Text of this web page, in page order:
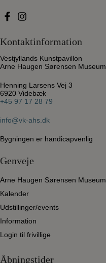
Kontaktinformation
Vestjyllands Kunstpavillon
Arne Haugen Sørensen Museum
Henning Larsens Vej 3
6920 Videbæk
+45 97 17 28 79
info@vk-ahs.dk
Bygningen er handicapvenlig
Genveje
Arne Haugen Sørensen Museum
Kalender
Udstillinger/events
Information
Login til frivillige
Åbningstider